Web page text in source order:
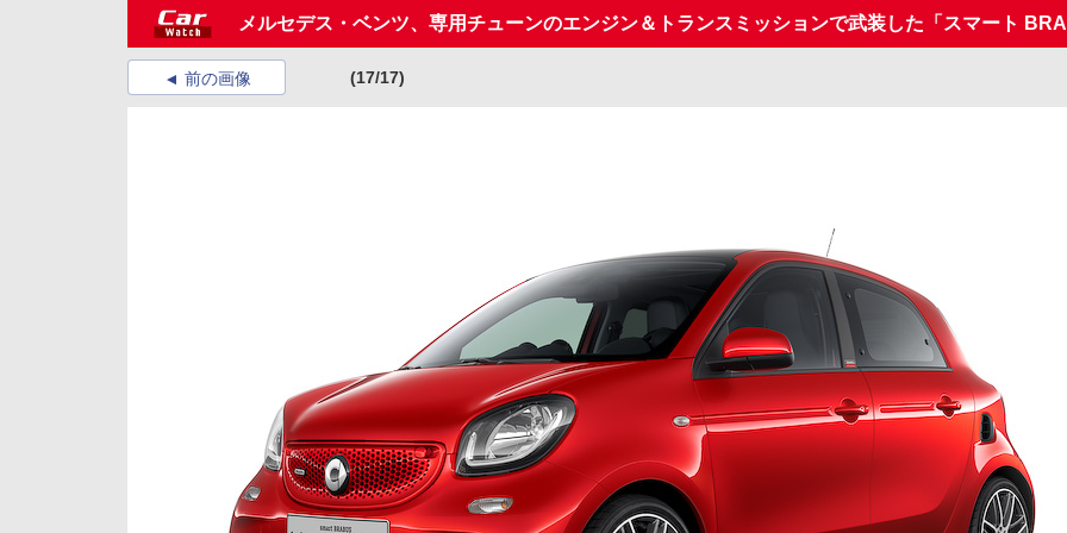
メルセデス・ベンツ、専用チューンのエンジン＆トランスミッションで武装した「スマート
前の画像 (17/17)